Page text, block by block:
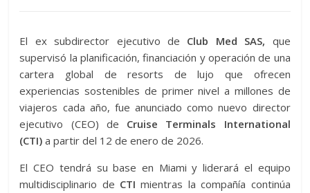
El ex subdirector ejecutivo de Club Med SAS, que
supervisó la planificación, financiación y operación de una
cartera global de resorts de lujo que ofrecen
experiencias sostenibles de primer nivel a millones de
viajeros cada año, fue anunciado como nuevo director
ejecutivo (CEO) de Cruise Terminals International
(CTI) a partir del 12 de enero de 2026.
El CEO tendrá su base en Miami y liderará el equipo
multidisciplinario de CTI mientras la compañía continúa